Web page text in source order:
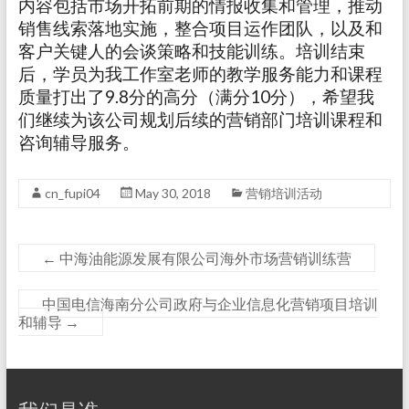
内容包括市场开拓前期的情报收集和管理，推动
销售线索落地实施，整合项目运作团队，以及和
客户关键人的会谈策略和技能训练。培训结束
后，学员为我工作室老师的教学服务能力和课程
质量打出了9.8分的高分（满分10分），希望我
们继续为该公司规划后续的营销部门培训课程和
咨询辅导服务。
cn_fupi04 May 30, 2018 营销培训活动
← 中海油能源发展有限公司海外市场营销训练营
中国电信海南分公司政府与企业信息化营销项目培训
和辅导 →